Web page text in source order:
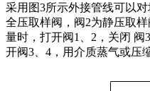
采用图3所示外接管线可以
全压取样阀，阀2为静压取样
量时，打开阀1、2，关闭 阀
开阀3、4，用介质蒸气或压